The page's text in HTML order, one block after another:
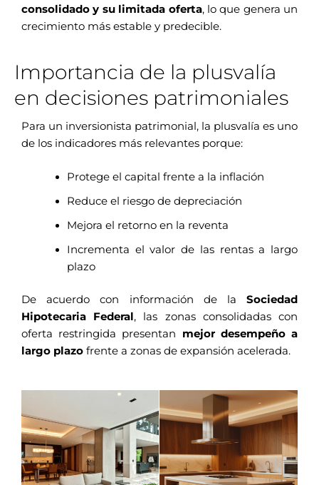
consolidado y su limitada oferta, lo que genera un
crecimiento más estable y predecible.
Importancia de la plusvalía
en decisiones patrimoniales
Para un inversionista patrimonial, la plusvalía es uno
de los indicadores más relevantes porque:
Protege el capital frente a la inflación
Reduce el riesgo de depreciación
Mejora el retorno en la reventa
Incrementa el valor de las rentas a largo
plazo
De acuerdo con información de la Sociedad
Hipotecaria Federal, las zonas consolidadas con
oferta restringida presentan mejor desempeño a
largo plazo frente a zonas de expansión acelerada.